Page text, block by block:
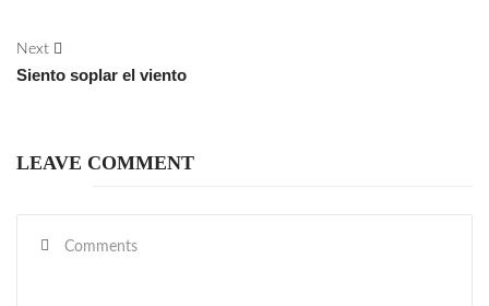
Next
Siento soplar el viento
LEAVE COMMENT